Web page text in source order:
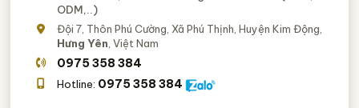
ODM,..)
Đội 7, Thôn Phú Cường, Xã Phú Thịnh, Huyện Kim Động,
Hưng Yên , Việt Nam
0975 358 384
Hotline: 0975 358 384